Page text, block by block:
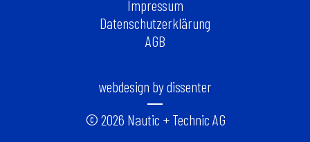
Impressum
Datenschutzerklärung
AGB
© 2026 Nautic + Technic AG
webdesign by dissenter